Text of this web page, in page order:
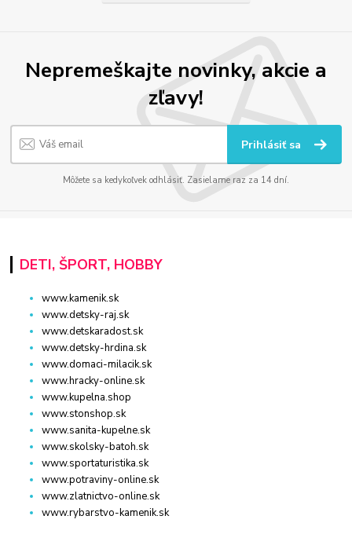
Nepremeškajte novinky, akcie a
zľavy!
Prihlásiť sa
Môžete sa kedykoľvek odhlásiť. Zasielame raz za 14 dní.
DETI, ŠPORT, HOBBY
www.kamenik.sk
www.detsky-raj.sk
www.detskaradost.sk
www.detsky-hrdina.sk
www.domaci-milacik.sk
www.hracky-online.sk
www.kupelna.shop
www.stonshop.sk
www.sanita-kupelne.sk
www.skolsky-batoh.sk
www.sportaturistika.sk
www.potraviny-online.sk
www.zlatnictvo-online.sk
www.rybarstvo-kamenik.sk